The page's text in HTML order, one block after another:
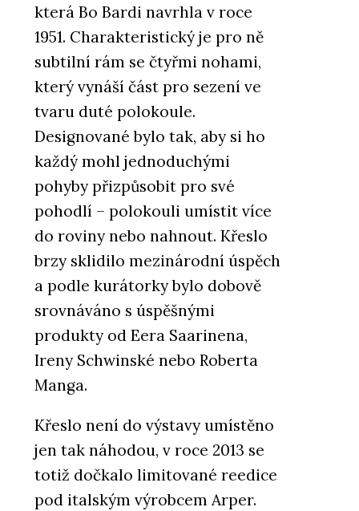
která Bo Bardi navrhla v roce
1951. Charakteristický je pro ně
subtilní rám se čtyřmi nohami,
který vynáší část pro sezení ve
tvaru duté polokoule.
Designované bylo tak, aby si ho
každý mohl jednoduchými
pohyby přizpůsobit pro své
pohodlí – polokouli umístit více
do roviny nebo nahnout. Křeslo
brzy sklidilo mezinárodní úspěch
a podle kurátorky bylo dobově
srovnáváno s úspěšnými
produkty od Eera Saarinena,
Ireny Schwinské nebo Roberta
Manga.
Křeslo není do výstavy umístěno
jen tak náhodou, v roce 2013 se
totiž dočkalo limitované reedice
pod italským výrobcem Arper.